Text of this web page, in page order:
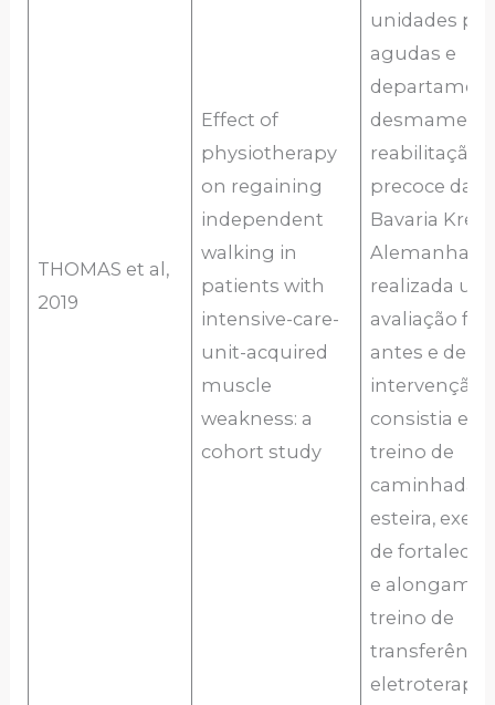
THOMAS et al,
2019
Effect of
physiotherapy
on regaining
independent
walking in
patients with
intensive-care-
unit-acquired
muscle
weakness: a
cohort study
unidades
agudas e
desmame e
reabilitação
precoce da
Bavaria
Alemanha.
realizada
avaliação
antes e
intervenção,
consistia em:
treino de
caminhada
esteira,
de
e
treino de
eletroterapia,